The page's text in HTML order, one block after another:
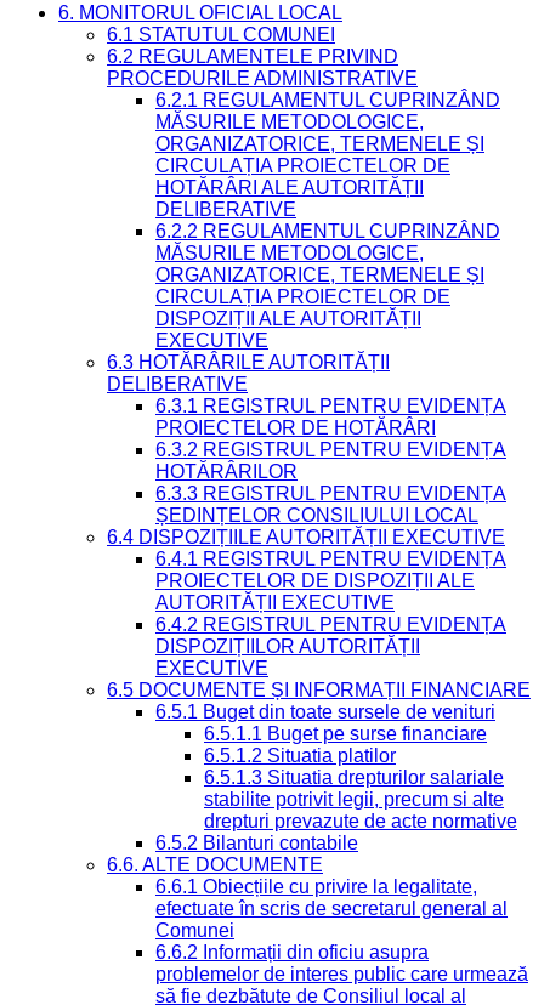
6. MONITORUL OFICIAL LOCAL
6.1 STATUTUL COMUNEI
6.2 REGULAMENTELE PRIVIND
PROCEDURILE ADMINISTRATIVE
6.2.1 REGULAMENTUL CUPRINZÂND
MĂSURILE METODOLOGICE,
ORGANIZATORICE, TERMENELE ȘI
CIRCULAȚIA PROIECTELOR DE
HOTĂRÂRI ALE AUTORITĂȚII
DELIBERATIVE
6.2.2 REGULAMENTUL CUPRINZÂND
MĂSURILE METODOLOGICE,
ORGANIZATORICE, TERMENELE ȘI
CIRCULAȚIA PROIECTELOR DE
DISPOZIȚII ALE AUTORITĂȚII
EXECUTIVE
6.3 HOTĂRÂRILE AUTORITĂȚII
DELIBERATIVE
6.3.1 REGISTRUL PENTRU EVIDENȚA
PROIECTELOR DE HOTĂRÂRI
6.3.2 REGISTRUL PENTRU EVIDENȚA
HOTĂRÂRILOR
6.3.3 REGISTRUL PENTRU EVIDENȚA
ȘEDINȚELOR CONSILIULUI LOCAL
6.4 DISPOZIȚIILE AUTORITĂȚII EXECUTIVE
6.4.1 REGISTRUL PENTRU EVIDENȚA
PROIECTELOR DE DISPOZIȚII ALE
AUTORITĂȚII EXECUTIVE
6.4.2 REGISTRUL PENTRU EVIDENȚA
DISPOZIȚIILOR AUTORITĂȚII
EXECUTIVE
6.5 DOCUMENTE ȘI INFORMAȚII FINANCIARE
6.5.1 Buget din toate sursele de venituri
6.5.1.1 Buget pe surse financiare
6.5.1.2 Situatia platilor
6.5.1.3 Situatia drepturilor salariale
stabilite potrivit legii, precum si alte
drepturi prevazute de acte normative
6.5.2 Bilanturi contabile
6.6. ALTE DOCUMENTE
6.6.1 Obiecțiile cu privire la legalitate,
efectuate în scris de secretarul general al
Comunei
6.6.2 Informații din oficiu asupra
problemelor de interes public care urmează
să fie dezbătute de Consiliul local al